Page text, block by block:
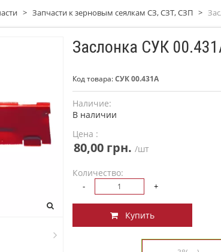
> Запчасти к зерновым сеялкам СЗ, СЗТ, СЗП >
Заслонка СУК
Код товара:СУК 00.431А
Наличие:
В наличии
Цена :
80,00 грн. /шт
Количество:
- +
Купить